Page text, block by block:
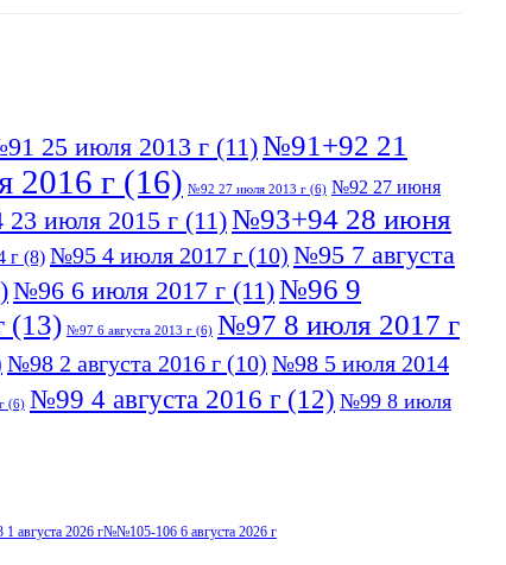
25 июля 2013 г (11)№91+92 21
2016 г (16) №92 27 июля 2013 г (6) №92 27 июня
июля 2015 г (11)№93+94 28 июня
г (8) №95 4 июля 2017 г (10) №95 7 августа
№96 6 июля 2017 г (11)№96 9
(13) №97 6 августа 2013 г (6) №97 8 июля 2017 г
№98 2 августа 2016 г (10) №98 5 июля 2014
(6) №99 4 августа 2016 г (12) №99 8 июля
августа 2026 г№№105-106 6 августа 2026 г